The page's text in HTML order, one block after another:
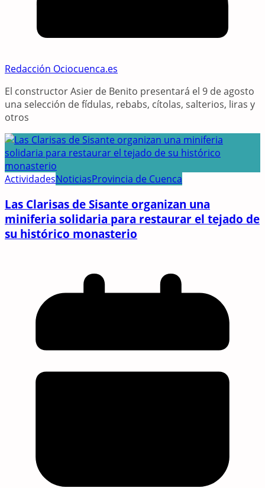
Redacción Ociocuenca.es
El constructor Asier de Benito presentará el 9 de agosto
una selección de fídulas, rebabs, cítolas, salterios, liras y
otros
ActividadesNoticiasProvincia de Cuenca
Las Clarisas de Sisante organizan una
miniferia solidaria para restaurar el tejado de
su histórico monasterio